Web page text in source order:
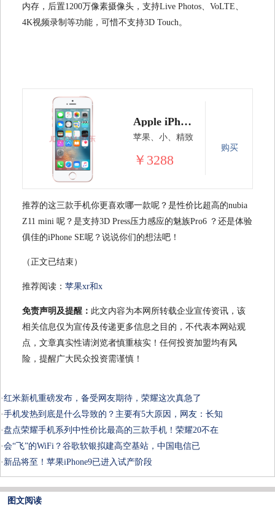
内存，后置1200万像素摄像头，支持Live Photos、VoLTE、
4K视频录制等功能，可惜不支持3D Touch。
Apple iPhone SE (A1723) 16G 玫瑰金色 移动联通电信4G手机
苹果、小、精致
￥3288
购买
推荐的这三款手机你更喜欢哪一款呢？是性价比超高的nubia
Z11 mini 呢？是支持3D Press压力感应的魅族Pro6 ？还是体验
俱佳的iPhone SE呢？说说你们的想法吧！
（正文已结束）
推荐阅读： 苹果xr和x
免责声明及提醒： 此文内容为本网所转载企业宣传资讯，该
相关信息仅为宣传及传递更多信息之目的，不代表本网站观
点，文章真实性请浏览者慎重核实！任何投资加盟均有风
险，提醒广大民众投资需谨慎！
·红米新机重磅发布，备受网友期待，荣耀这次真急了
·手机发热到底是什么导致的？主要有5大原因，网友：长知
·盘点荣耀手机系列中性价比最高的三款手机！荣耀20不在
·会“飞”的WiFi？谷歌软银拟建高空基站，中国电信已
· 新品将至！苹果iPhone9已进入试产阶段
图文阅读